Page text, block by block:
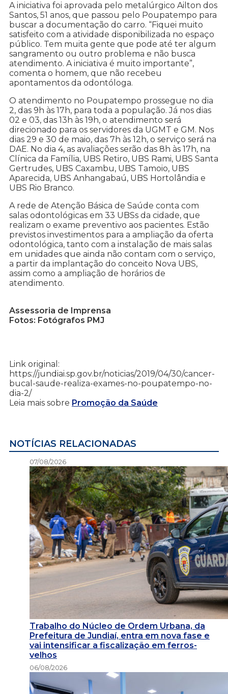
A iniciativa foi aprovada pelo metalúrgico Ailton dos
Santos, 51 anos, que passou pelo Poupatempo para
buscar a documentação do carro. “Fiquei muito
satisfeito com a atividade disponibilizada no espaço
público. Tem muita gente que pode até ter algum
sangramento ou outro problema e não busca
atendimento. A iniciativa é muito importante”,
comenta o homem, que não recebeu
apontamentos da odontóloga.
O atendimento no Poupatempo prossegue no dia
2, das 9h às 17h, para toda a população. Já nos dias
02 e 03, das 13h às 19h, o atendimento será
direcionado para os servidores da UGMT e GM. Nos
dias 29 e 30 de maio, das 7h às 12h, o serviço será na
DAE. No dia 4, as avaliações serão das 8h às 17h, na
Clínica da Família, UBS Retiro, UBS Rami, UBS Santa
Gertrudes, UBS Caxambu, UBS Tamoio, UBS
Aparecida, UBS Anhangabaú, UBS Hortolândia e
UBS Rio Branco.
A rede de Atenção Básica de Saúde conta com
salas odontológicas em 33 UBSs da cidade, que
realizam o exame preventivo aos pacientes. Estão
previstos investimentos para a ampliação da oferta
odontológica, tanto com a instalação de mais salas
em unidades que ainda não contam com o serviço,
a partir da implantação do conceito Nova UBS,
assim como a ampliação de horários de
atendimento.
Assessoria de Imprensa
Fotos: Fotógrafos PMJ
Link original:
https://jundiai.sp.gov.br/noticias/2019/04/30/cancer-
bucal-saude-realiza-exames-no-poupatempo-no-
dia-2/
Leia mais sobre Promoção da Saúde
NOTÍCIAS RELACIONADAS
07/08/2026
Trabalho do Núcleo de Ordem Urbana, da
Prefeitura de Jundiaí, entra em nova fase e
vai intensificar a fiscalização em ferros-
velhos
06/08/2026